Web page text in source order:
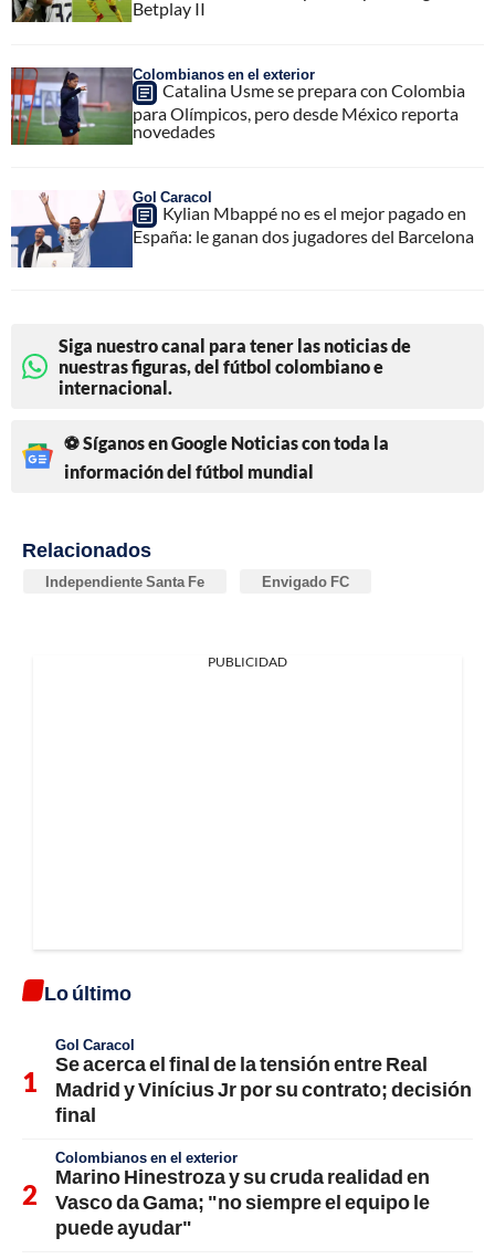
Betplay II
Colombianos en el exterior
Catalina Usme se prepara con Colombia
para Olímpicos, pero desde México reporta
novedades
Gol Caracol
Kylian Mbappé no es el mejor pagado en
España: le ganan dos jugadores del Barcelona
Siga nuestro canal para tener las noticias de
nuestras figuras, del fútbol colombiano e
internacional.
⚽ Síganos en Google Noticias con toda la
información del fútbol mundial
Relacionados
Independiente Santa Fe Envigado FC
PUBLICIDAD
Lo último
Gol Caracol
Se acerca el final de la tensión entre Real
Madrid y Vinícius Jr por su contrato; decisión
final
Colombianos en el exterior
Marino Hinestroza y su cruda realidad en
Vasco da Gama; "no siempre el equipo le
puede ayudar"